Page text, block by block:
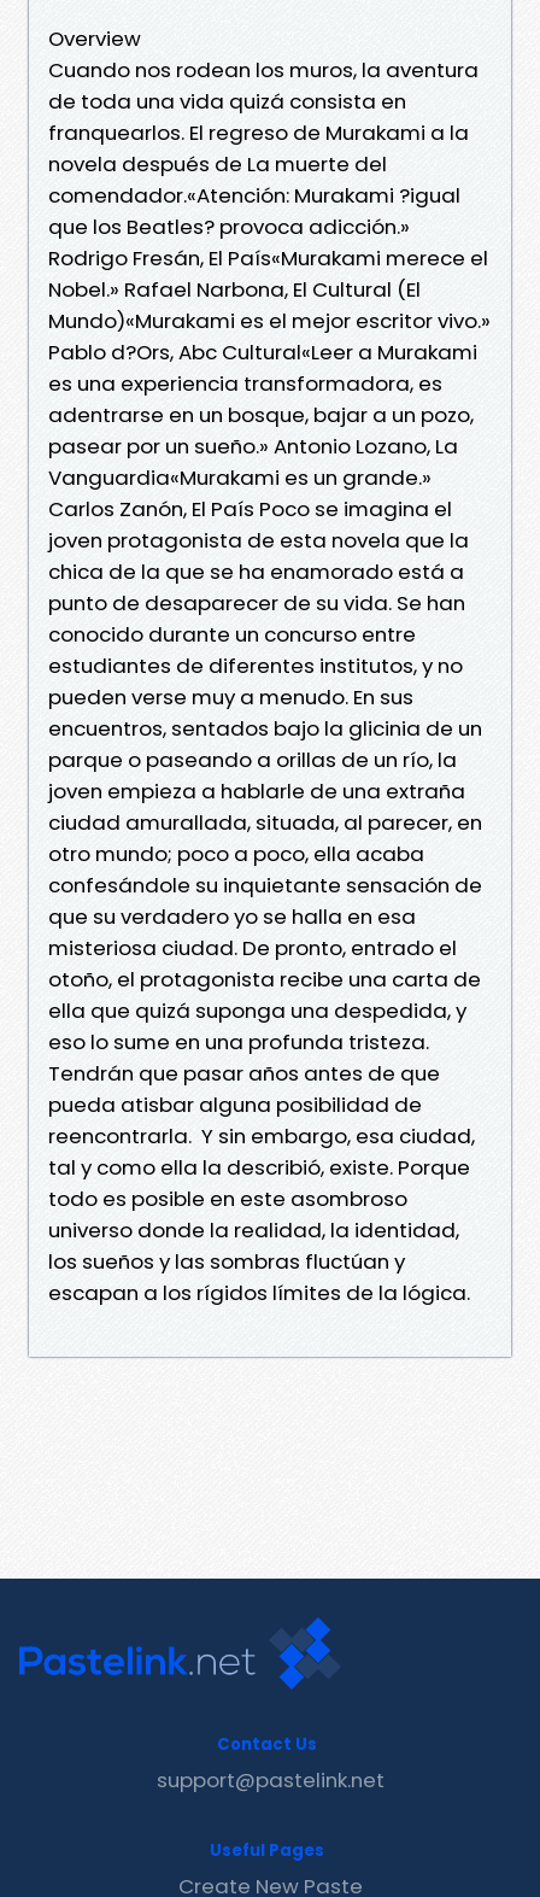
Overview
Cuando nos rodean los muros, la aventura
de toda una vida quizá consista en
franquearlos. El regreso de Murakami a la
novela después de La muerte del
comendador.«Atención: Murakami ?igual
que los Beatles? provoca adicción.»
Rodrigo Fresán, El País«Murakami merece el
Nobel.» Rafael Narbona, El Cultural (El
Mundo)«Murakami es el mejor escritor vivo.»
Pablo d?Ors, Abc Cultural«Leer a Murakami
es una experiencia transformadora, es
adentrarse en un bosque, bajar a un pozo,
pasear por un sueño.» Antonio Lozano, La
Vanguardia«Murakami es un grande.»
Carlos Zanón, El País Poco se imagina el
joven protagonista de esta novela que la
chica de la que se ha enamorado está a
punto de desaparecer de su vida. Se han
conocido durante un concurso entre
estudiantes de diferentes institutos, y no
pueden verse muy a menudo. En sus
encuentros, sentados bajo la glicinia de un
parque o paseando a orillas de un río, la
joven empieza a hablarle de una extraña
ciudad amurallada, situada, al parecer, en
otro mundo; poco a poco, ella acaba
confesándole su inquietante sensación de
que su verdadero yo se halla en esa
misteriosa ciudad. De pronto, entrado el
otoño, el protagonista recibe una carta de
ella que quizá suponga una despedida, y
eso lo sume en una profunda tristeza.
Tendrán que pasar años antes de que
pueda atisbar alguna posibilidad de
reencontrarla. Y sin embargo, esa ciudad,
tal y como ella la describió, existe. Porque
todo es posible en este asombroso
universo donde la realidad, la identidad,
los sueños y las sombras fluctúan y
escapan a los rígidos límites de la lógica.
Contact Us
support@pastelink.net
Useful Pages
Create New Paste